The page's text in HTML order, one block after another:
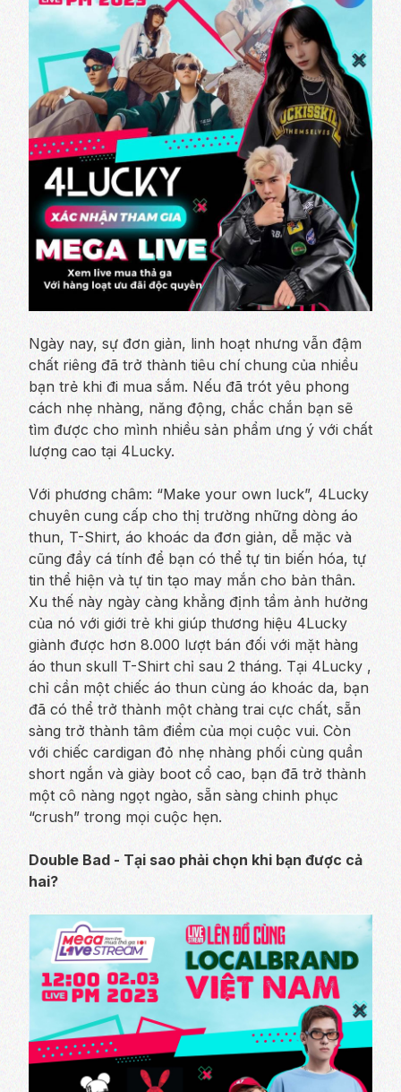
Ngày nay, sự đơn giản, linh hoạt nhưng vẫn đậm
chất riêng đã trở thành tiêu chí chung của nhiều
bạn trẻ khi đi mua sắm. Nếu đã trót yêu phong
cách nhẹ nhàng, năng động, chắc chắn bạn sẽ
tìm được cho mình nhiều sản phẩm ưng ý với chất
lượng cao tại 4Lucky.
Với phương châm: “Make your own luck”, 4Lucky
chuyên cung cấp cho thị trường những dòng áo
thun, T-Shirt, áo khoác da đơn giản, dễ mặc và
cũng đầy cá tính để bạn có thể tự tin biến hóa, tự
tin thể hiện và tự tin tạo may mắn cho bản thân.
Xu thế này ngày càng khẳng định tầm ảnh hưởng
của nó với giới trẻ khi giúp thương hiệu 4Lucky
giành được hơn 8.000 lượt bán đối với mặt hàng
áo thun skull T-Shirt chỉ sau 2 tháng. Tại 4Lucky ,
chỉ cần một chiếc áo thun cùng áo khoác da, bạn
đã có thể trở thành một chàng trai cực chất, sẵn
sàng trở thành tâm điểm của mọi cuộc vui. Còn
với chiếc cardigan đỏ nhẹ nhàng phối cùng quần
short ngắn và giày boot cổ cao, bạn đã trở thành
một cô nàng ngọt ngào, sẵn sàng chinh phục
“crush” trong mọi cuộc hẹn.
Double Bad - Tại sao phải chọn khi bạn được cả
hai?